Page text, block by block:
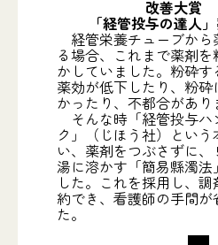
改善大賞
「経管投与の達人
経管栄養チューブから
る場合、これまで薬剤
かしていました。粉砕す
薬効が低下したり、粉砕
かったり、不都合があり
そんな時「経管投与ハ
ク」（じほう社）という
い、薬剤をつぶさずに
湯に溶かす「簡易縣濁法
した。これを採用し、
約でき、看護師の手間が
た。